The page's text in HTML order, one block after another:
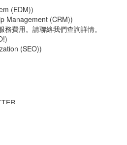
(EDM))
Management (CRM))
費用。請聯絡我們查詢詳情。
(SEO))